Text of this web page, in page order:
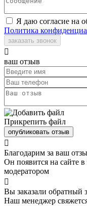
Я даю согласие на
Политика
заказать звонок

ваш отзыв
Прикрепить файл
опубликовать отзыв

Благодарим за ваш
Он появится на сайте
модератором

Вы заказали обратный
Наш менеджер